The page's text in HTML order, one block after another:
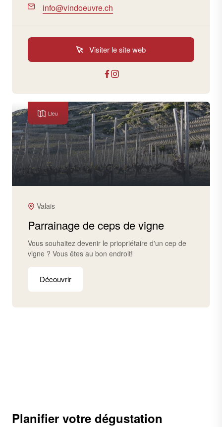
info@vindoeuvre.ch
Visiter le site web
Lieu
Valais
Parrainage de ceps de vigne
Vous souhaitez devenir le priopriétaire d'un cep de
vigne ? Vous êtes au bon endroit!
Découvrir
Planifier votre dégustation